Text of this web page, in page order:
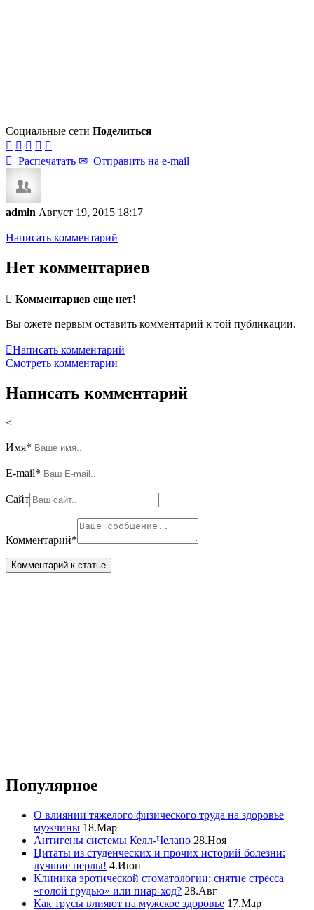
Социальные сети Поделиться
    
 Распечатать ✉ Отправить на e-mail
admin Август 19, 2015 18:17
Написать комментарий
Нет комментариев
 Комментариев еще нет!
Вы ожете первым оставить комментарий к той публикации.
Написать комментарий
Смотреть комментарии
Написать комментарий
<
Имя*
E-mail*
Сайт
Комментарий*
Популярное
О влиянии тяжелого физического труда на здоровье
мужчины 18.Мар
Антигены системы Келл-Челано 28.Ноя
Цитаты из студенческих и прочих историй болезни:
лучшие перлы! 4.Июн
Клиника эротической стоматологии: снятие стресса
«голой грудью» или пиар-ход? 28.Авг
Как трусы влияют на мужское здоровье 17.Мар